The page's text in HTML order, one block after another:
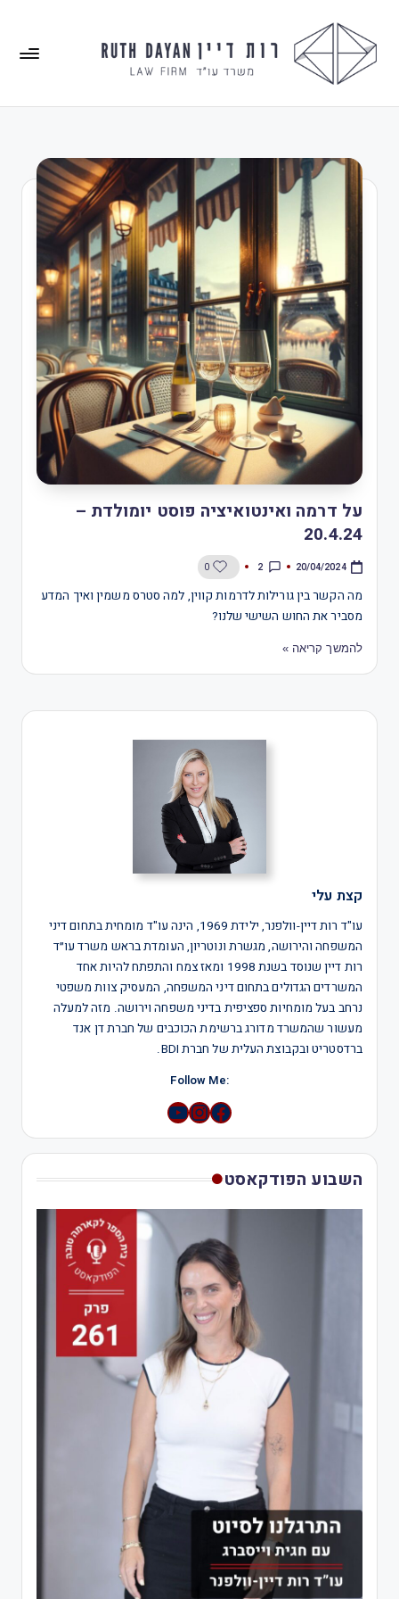
על דרמה ואינטואיציה פוסט יומולדת –
20.4.24
20/04/2024
2
0
מה הקשר בין גורילות לדרמות קווין, למה סטרס משמין ואיך המדע
מסביר את החוש השישי שלנו?
להמשך קריאה »
קצת עלי
עו"ד רות דיין-וולפנר, ילידת 1969, הינה עו"ד מומחית בתחום דיני
המשפחה והירושה, מגשרת ונוטריון, העומדת בראש משרד עו״ד
רות דיין שנוסד בשנת 1998 ומאז צמח והתפתח להיות אחד
המשרדים הגדולים בתחום דיני המשפחה, המעסיק צוות משפטי
נרחב בעל מומחיות ספציפית בדיני משפחה וירושה. מזה למעלה
מעשור שהמשרד מדורג ברשימת הכוכבים של חברת דן אנד
ברדסטריט ובקבוצת העלית של חברת BDI.
:Follow Me
Instagram
YouTube
השבוע הפודקאסט